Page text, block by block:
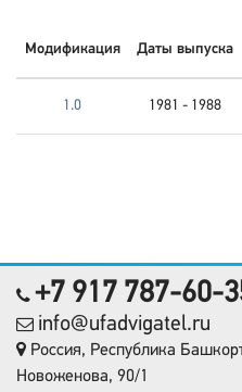
Модификация Даты выпуска
1.0 1981 - 1988
+7 917 787-60-
info@ufadvigatel.ru
Россия, Республика
Новоженова, 90/1